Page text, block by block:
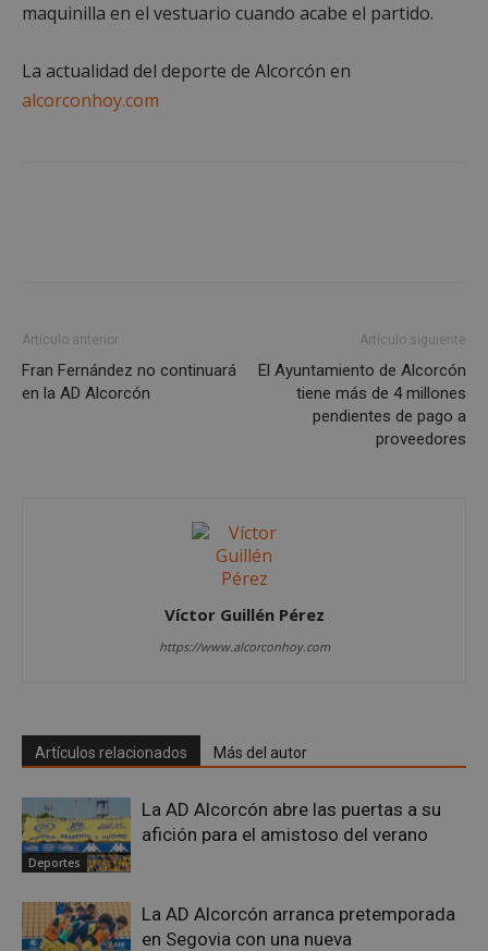
maquinilla en el vestuario cuando acabe el partido.
La actualidad del deporte de Alcorcón en
alcorconhoy.com
Artículo anterior
Fran Fernández no continuará
en la AD Alcorcón
Artículo siguiente
El Ayuntamiento de Alcorcón
tiene más de 4 millones
pendientes de pago a
proveedores
Víctor Guillén Pérez
https://www.alcorconhoy.com
Artículos relacionados Más del autor
Deportes
La AD Alcorcón abre las puertas a su
afición para el amistoso del verano
La AD Alcorcón arranca pretemporada
en Segovia con una nueva
sp_landing
Spotify Inc.
VISITOR_PRIVACY_METADATA